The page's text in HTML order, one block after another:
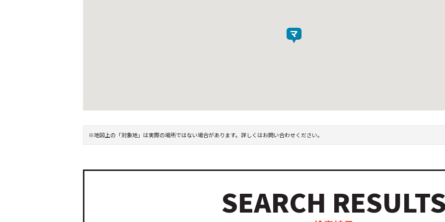
※地図上の「対象地」は実際の場所ではない場合があります。詳しくはお問い合わせください。
SEARCH